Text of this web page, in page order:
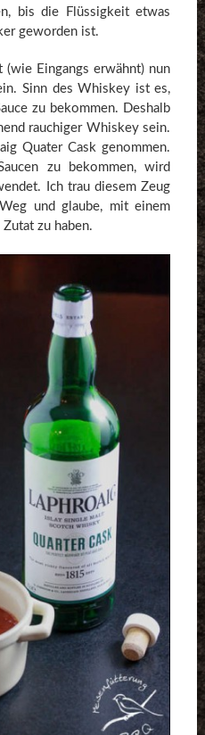
bis die Flüssigkeit etwas
geworden ist.
Eingangs erwähnt) nun
Sinn des Whiskey ist es,
zu bekommen. Deshalb
rauchiger Whiskey sein.
Quater Cask genommen.
zu bekommen, wird
Ich trau diesem Zeug
und glaube, mit einem
zu haben.